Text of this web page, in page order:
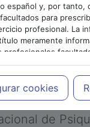
español y, por tanto,
para
profesional. La
meramente
profesionales
en cada caso
del paciente.
cookies
PUBLICIDAD
de